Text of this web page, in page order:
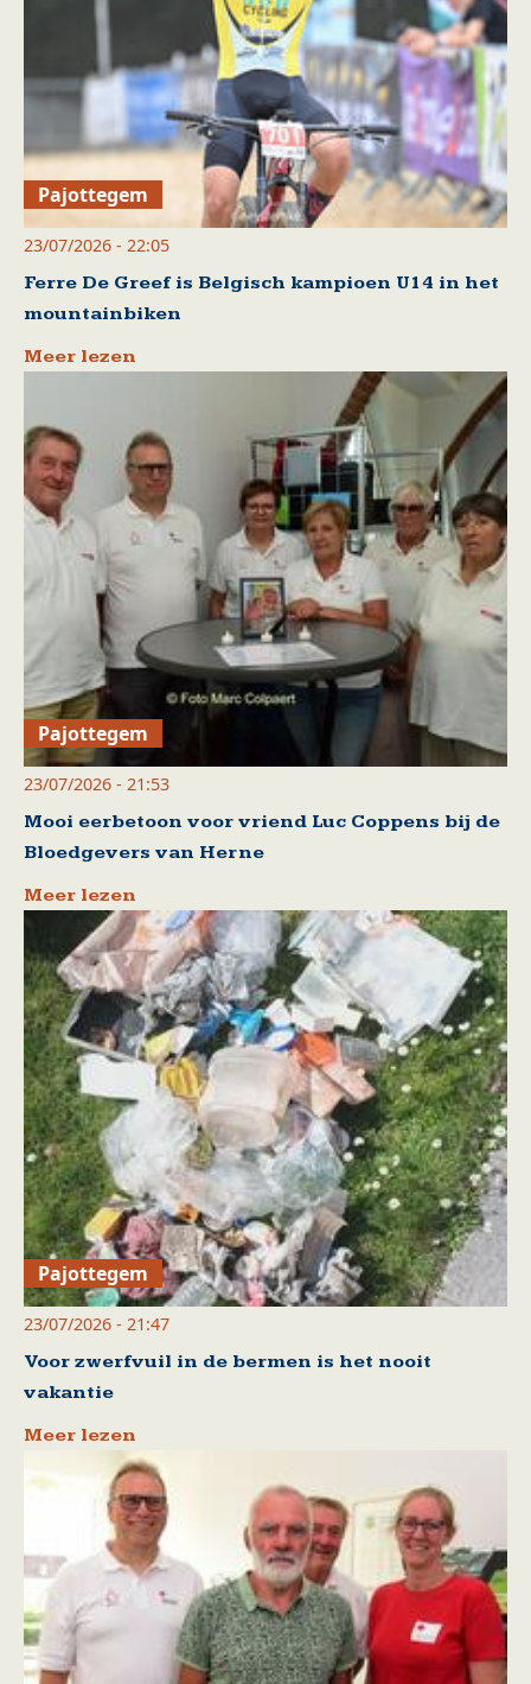
Pajottegem
23/07/2026 - 22:05
Ferre De Greef is Belgisch kampioen U14 in het
mountainbiken
Meer lezen
Pajottegem
23/07/2026 - 21:53
Mooi eerbetoon voor vriend Luc Coppens bij de
Bloedgevers van Herne
Meer lezen
Pajottegem
23/07/2026 - 21:47
Voor zwerfvuil in de bermen is het nooit
vakantie
Meer lezen